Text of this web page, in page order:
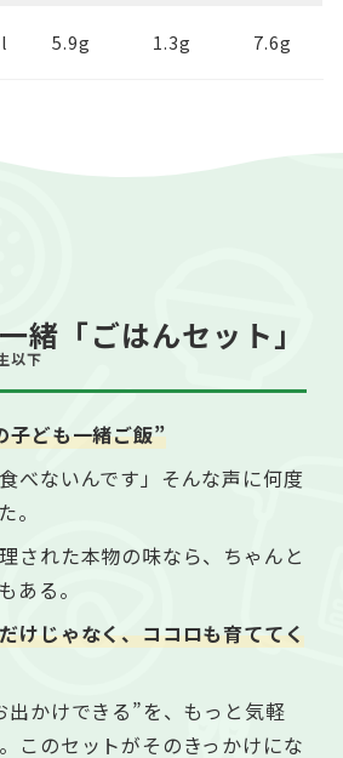
5.9g 1.3g 7.6g
緒「ごはんセット」
以下
子ども一緒ご飯”
べないんです」そんな声に何度
。
された本物の味なら、ちゃんと
ある。
けじゃなく、ココロも育ててく
出かけできる”を、もっと気軽
このセットがそのきっかけにな